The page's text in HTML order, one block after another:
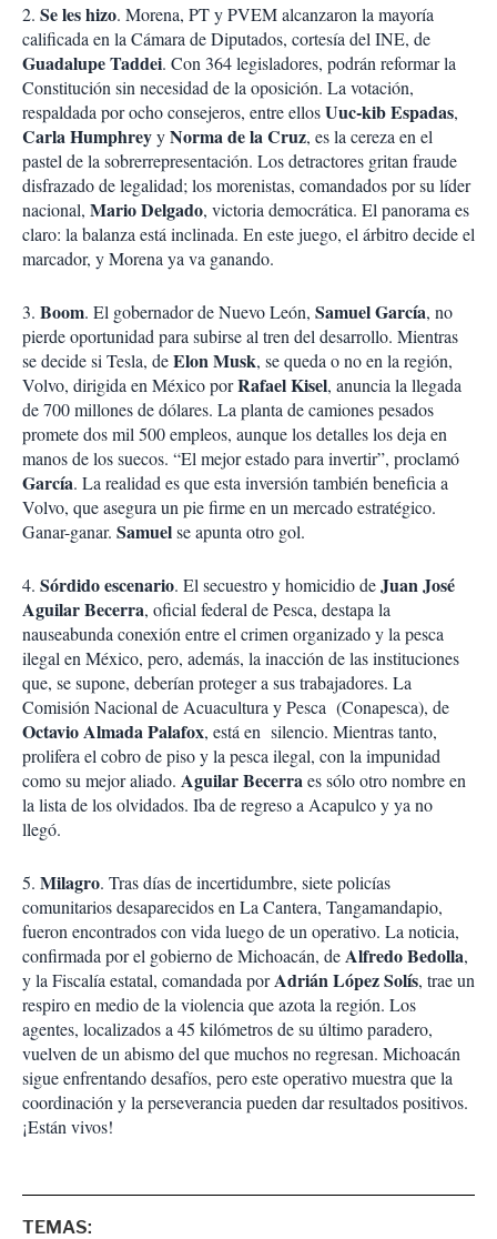
2. Se les hizo. Morena, PT y PVEM alcanzaron la mayoría
calificada en la Cámara de Diputados, cortesía del INE, de
Guadalupe Taddei. Con 364 legisladores, podrán reformar la
Constitución sin necesidad de la oposición. La votación,
respaldada por ocho consejeros, entre ellosUuc-kib Espadas,
Carla HumphreyyNorma de la Cruz, es la cereza en el
pastel de la sobrerrepresentación. Los detractores gritan fraude
disfrazado de legalidad; los morenistas, comandados por su líder
nacional, Mario Delgado, victoria democrática. El panorama es
claro: la balanza está inclinada. En este juego, el árbitro decide el
marcador, y Morena ya va ganando.
3. Boom. El gobernador de Nuevo León, Samuel García, no
pierde oportunidad para subirse al tren del desarrollo. Mientras
se decide si Tesla, deElon Musk, se queda o no en la región,
Volvo, dirigida en México porRafael Kisel, anuncia la llegada
de 700 millones de dólares. La planta de camiones pesados
promete dos mil 500 empleos, aunque los detalles los deja en
manos de los suecos. “El mejor estado para invertir”, proclamó
García. La realidad es que esta inversión también beneficia a
Volvo, que asegura un pie firme en un mercado estratégico.
Ganar-ganar. Samuelse apunta otro gol.
4. Sórdidoescenario. El secuestro y homicidio deJuan José
Aguilar Becerra, oficial federal de Pesca, destapa la
nauseabunda conexión entre el crimen organizado y la pesca
ilegal en México, pero, además, la inacción de las instituciones
que, se supone, deberían proteger a sus trabajadores. La
Comisión Nacional de Acuacultura y Pesca (Conapesca), de
Octavio Almada Palafox, está en silencio. Mientras tanto,
prolifera el cobro de piso y la pesca ilegal, con la impunidad
como su mejor aliado. Aguilar Becerraes sólo otro nombre en
la lista de los olvidados. Iba de regreso a Acapulco y ya no
llegó.
5. Milagro. Tras días de incertidumbre, siete policías
comunitarios desaparecidos en La Cantera, Tangamandapio,
fueron encontrados con vida luego de un operativo. La noticia,
confirmada por el gobierno de Michoacán, deAlfredo Bedolla,
y la Fiscalía estatal, comandada porAdrián López Solís, trae un
respiro en medio de la violencia que azota la región. Los
agentes, localizados a 45 kilómetros de su último paradero,
vuelven de un abismo del que muchos no regresan. Michoacán
sigue enfrentando desafíos, pero este operativo muestra que la
coordinación y la perseverancia pueden dar resultados positivos.
¡Están vivos!
TEMAS: